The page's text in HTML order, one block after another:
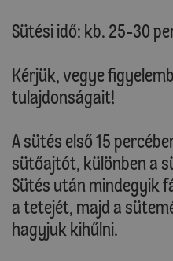
Sütési idő: kb. 25-30
Kérjük, vegye
tulajdonságait!
A sütés első 15
sütőajtót, különben a
Sütés után mindegyik
a tetejét, majd a
hagyjuk kihűlni.